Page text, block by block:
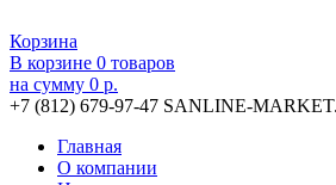
Корзина
В корзине 0 товаров
на сумму 0 р.
+7 (812) 679-97-47 SANLINE-
Главная
О компании